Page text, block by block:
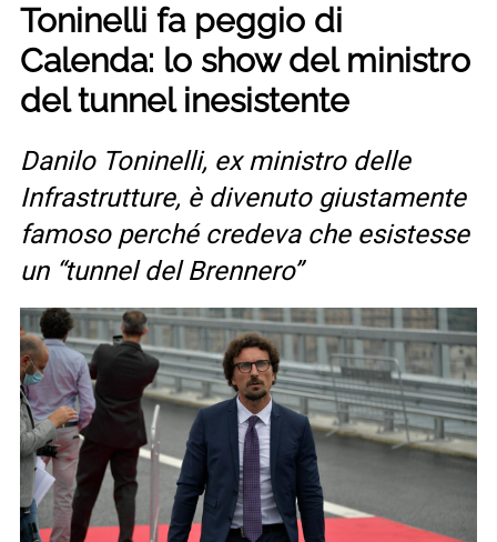
Toninelli fa peggio di
Calenda: lo show del ministro
del tunnel inesistente
Danilo Toninelli, ex ministro delle
Infrastrutture, è divenuto giustamente
famoso perché credeva che esistesse
un “tunnel del Brennero”